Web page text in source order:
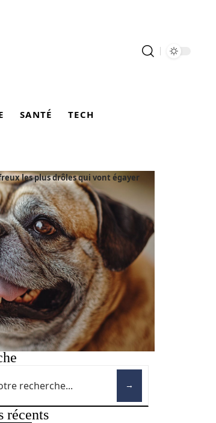
SANTÉ TECH
les plus drôles qui vont égayer
récents